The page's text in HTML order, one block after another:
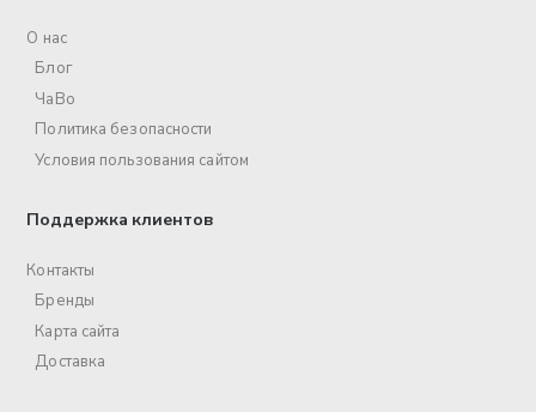
О нас
Блог
ЧаВо
Политика безопасности
Условия пользования сайтом
Поддержка клиентов
Контакты
Бренды
Карта сайта
Доставка